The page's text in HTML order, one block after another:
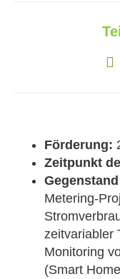
Förderung:
Zeitpunkt
Metering-
zeitvariabler
Monitoring
(Smart